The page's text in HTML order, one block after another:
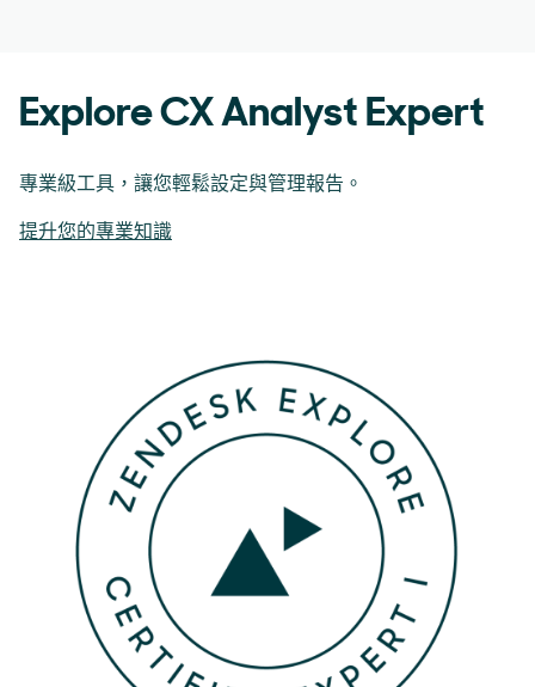
Explore CX Analyst Expert
專業級工具，讓您輕鬆設定與管理報告。
提升您的專業知識